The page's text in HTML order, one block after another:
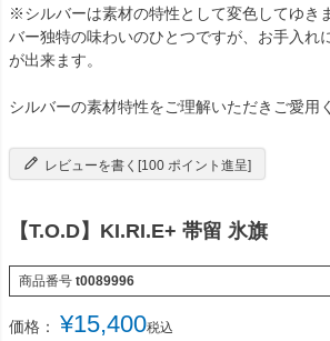
※シルバーは素材の特性として変色してゆき
バー独特の味わいのひとつですが、お手入れ
が出来ます。
シルバーの素材特性をご理解いただきご愛用
レビューを書く[100 ポイント進呈]
【T.O.D】KI.RI.E+ 帯留 氷旗
商品番号 t0089996
価格： ¥15,400税込